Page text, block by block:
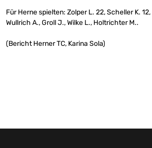
Für Herne spielten: Zolper L. 22, Scheller K.
Wullrich A., Groll J., Wilke L., Holtrichter M..
(Bericht Herner TC, Karina Sola)